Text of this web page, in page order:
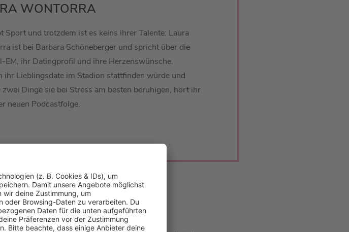
WONTORRA
Sport und trotzdem ist es keins ihrer Talente: Laura
ist bei Barbara Schöneberger und spricht über die
EM, ihr Datingprofil und ihre Herzenswünsche.
ihr Lieblingsdate im Stadion stattfinden würde und
zwei Dinge sie bei Stress am besten beruhigen, hört ihr
neuen Podcastfolge.
SCHÖNEBERGER